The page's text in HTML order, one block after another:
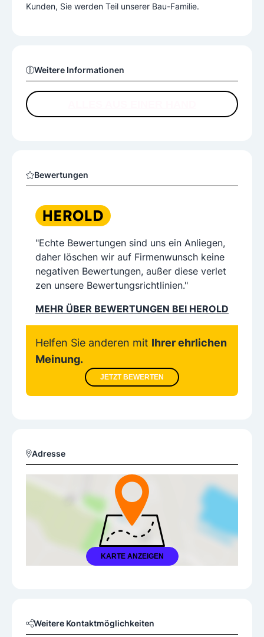
Kunden, Sie werden Teil unserer Bau-Familie.
Weitere Informationen
Bewertungen
"Echte Bewertungen sind uns ein Anliegen,
daher löschen wir auf Firmenwunsch keine
negativen Bewertungen, außer diese verlet
zen unsere Bewertungsrichtlinien."
MEHR ÜBER BEWERTUNGEN BEI HEROLD
Helfen Sie anderen mit Ihrer ehrlichen
Meinung.
JETZT BEWERTEN
Adresse
KARTE ANZEIGEN
Weitere Kontaktmöglichkeiten